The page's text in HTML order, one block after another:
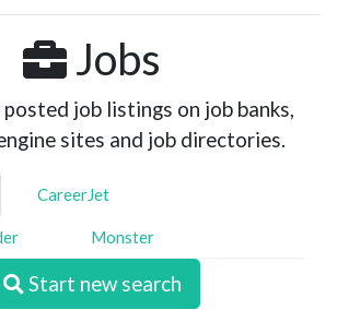
Jobs
job listings on job banks,
sites and job directories.
CareerJet
Monster
Start new search